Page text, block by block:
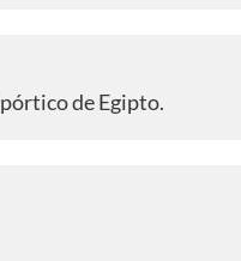
de Egipto.